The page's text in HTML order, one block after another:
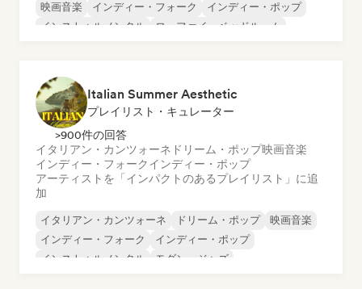
映画音楽
インディー・フォーク
インディー・ポップ
インストゥルメンタル
ローファイ・ベッドルーム
Italian Summer Aesthetic
プレイリスト・キュレーター
>900件の回答
イタリアン・カンツォーネ ドリーム・ポップ映画音楽
インディー・フォークインディー・ポップ
アーティストを「インパクトのあるプレイリスト」に追
加
イタリアン・カンツォーネ ドリーム・ポップ
映画音楽
インディー・フォーク
インディー・ポップ
インストゥルメンタル
モダン・ジャズ